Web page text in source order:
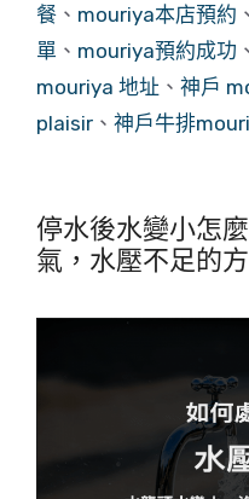
餐 、 mouriya本店預約 、
單 、 mouriya預約成功 、
mouriya 地址 、 神戶
plaisir 、 神戶牛排
停水後水變小怎
氣，水壓不足的